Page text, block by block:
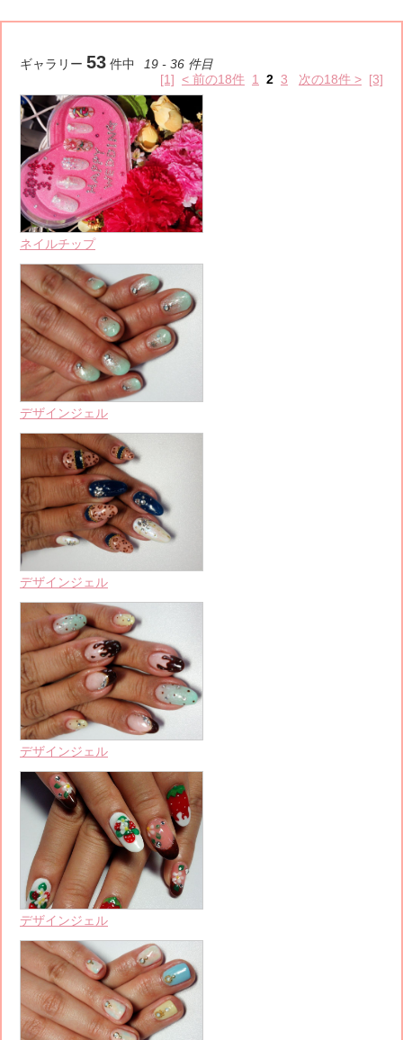
ギャラリー 53 件中
19 - 36 件目
[1] < 前の18件 1 2 3 次の18件 > [3]
ネイルチップ
デザインジェル
デザインジェル
デザインジェル
デザインジェル